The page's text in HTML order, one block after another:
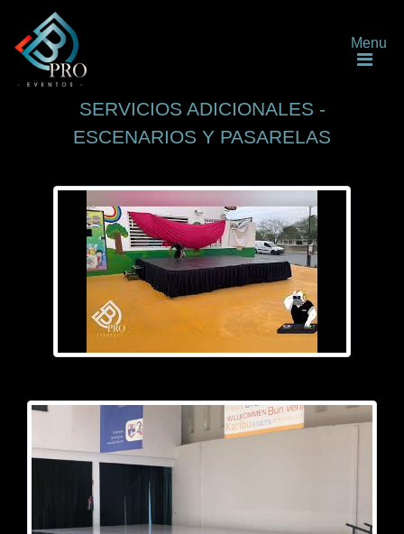
Menu
SERVICIOS ADICIONALES -
ESCENARIOS Y PASARELAS